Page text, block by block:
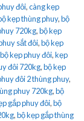
đôi,càng kẹp
kẹp thùng phuy,bộ
720kg,bộ kẹp
sắt đôi,bộ kẹp
bộ kẹp phuy đôi,kẹp
đôi 720kg,bộ kẹp
đôi 2 thùng phuy,
phuy 720kg,bộ
gắp phuy đôi,bộ
,bộ kẹp gắp thùng